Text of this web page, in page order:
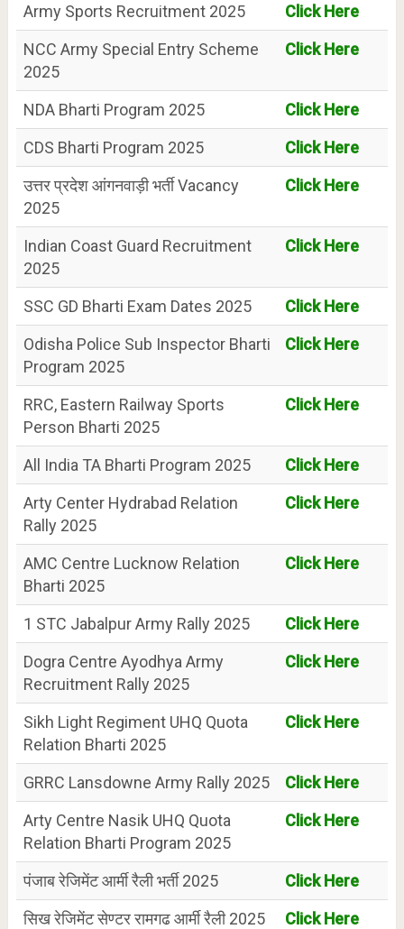
Army Sports Recruitment 2025
Click Here
NCC Army Special Entry Scheme
2025
Click Here
NDA Bharti Program 2025
Click Here
CDS Bharti Program 2025
Click Here
उत्तर प्रदेश आंगनवाड़ी भर्ती Vacancy
2025
Click Here
Indian Coast Guard Recruitment
2025
Click Here
SSC GD Bharti Exam Dates 2025
Click Here
Odisha Police Sub Inspector Bharti
Program 2025
Click Here
RRC, Eastern Railway Sports
Person Bharti 2025
Click Here
All India TA Bharti Program 2025
Click Here
Arty Center Hydrabad Relation
Rally 2025
Click Here
AMC Centre Lucknow Relation
Bharti 2025
Click Here
1 STC Jabalpur Army Rally 2025
Click Here
Dogra Centre Ayodhya Army
Recruitment Rally 2025
Click Here
Sikh Light Regiment UHQ Quota
Relation Bharti 2025
Click Here
GRRC Lansdowne Army Rally 2025
Click Here
Arty Centre Nasik UHQ Quota
Relation Bharti Program 2025
Click Here
पंजाब रेजिमेंट आर्मी रैली भर्ती 2025
Click Here
सिख रेजिमेंट सेण्टर रामगढ आर्मी रैली 2025
Click Here